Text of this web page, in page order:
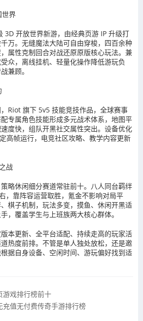
世界
3D 开放世界新游，由经典页游 IP 升级打
万。无缝魔法大陆可自由穿梭，四百余种
属性克制回合对战还原原版核心玩法。兼
众，离线挂机、轻量化操作降低游玩负
兼顾。
Riot 旗下 5v5 技能竞技作品，全球赛事
专属角色技能形成多元战术体系，地图平
度快，组队开黑社交属性突出。设备优化
高帧运行，电竞社区攻略、教学内容更新
战
略休闲细分赛道常驻前十。八人同台羁绊
，靠阵容运营取胜，氪金不影响对局平
棋子机制，玩法多变，摸鱼、休闲开黑适
，覆盖学生与上班族两大核心群体。
本更新、全平台适配、持续走高的玩家活
热度前排。不管是单人独处放松，还是邀
据自身设备、空闲时间、游玩偏好找到适
游戏排行榜前十
充值无付费传奇手游排行榜